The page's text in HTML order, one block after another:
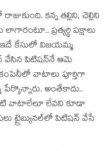
క‌న్న త‌ల్లిని, చెల్లిని
ప్ర‌త్య‌ర్థి ప‌క్షాలు
ఇదే కేసులో విజ‌య‌మ్మ
వేసిన పిటిష‌న్‌నే ఆమె
కంపెనీలో వాటాలు పూర్తిగా
అంతేకాదు..
వాటాలేలూ లేవ‌ని కూడా
ట్రైబ్యునల్‌లో పిటిషన్‌ వేసే